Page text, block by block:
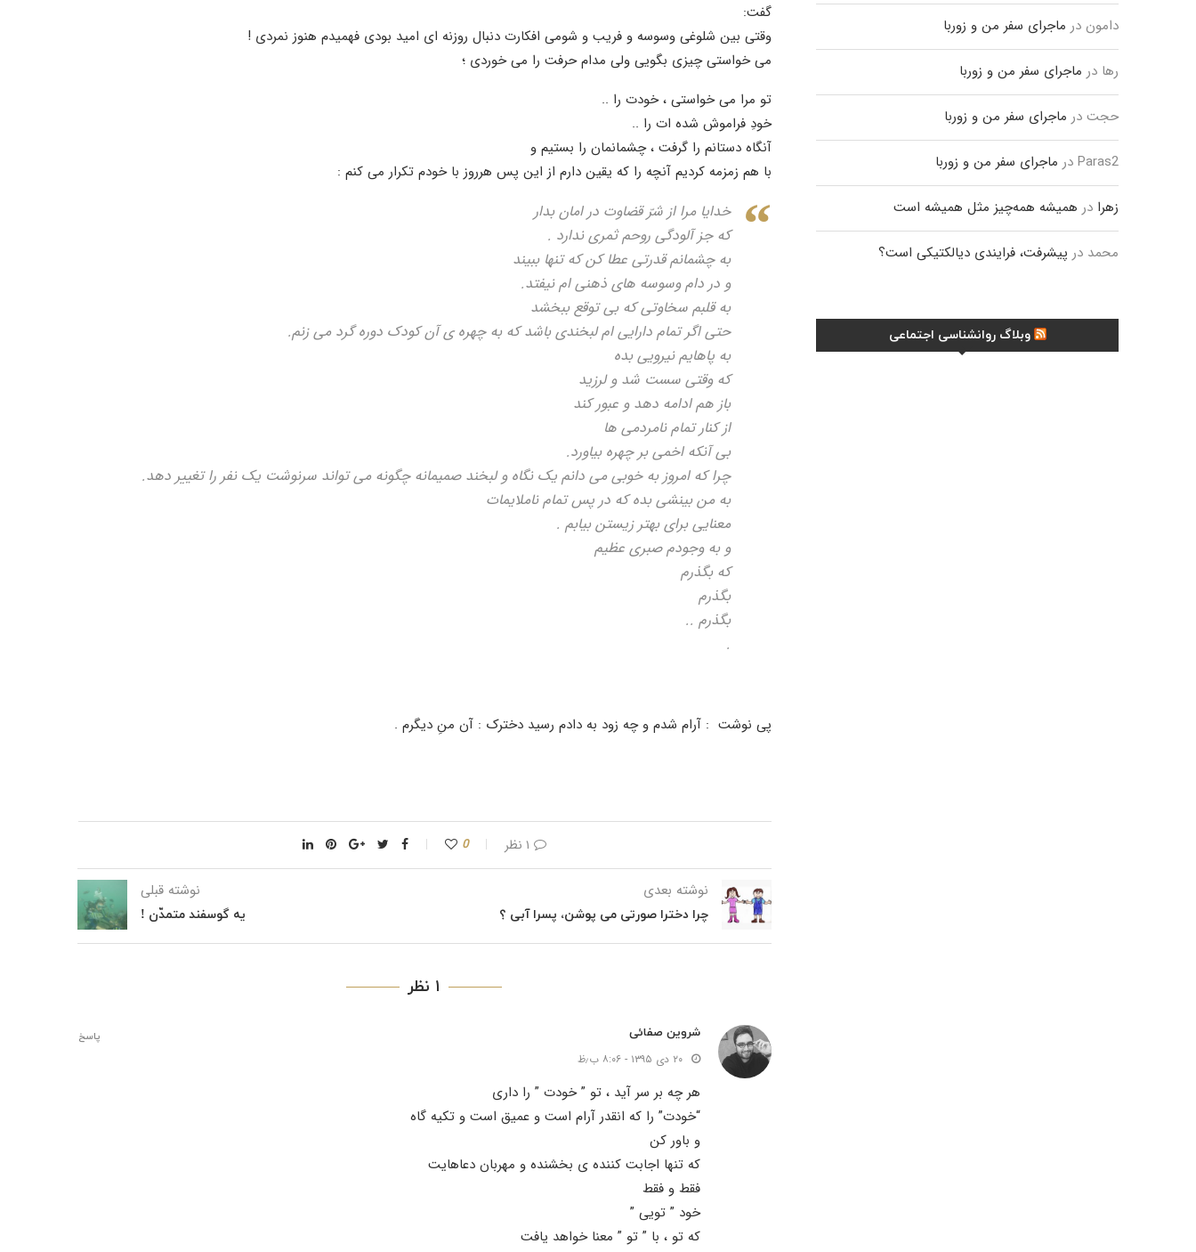
گفت:
وقتی بین شلوغی وسوسه و فریب و شومی افکارت دنبال روزنه ای امید بودی فهمیدم هنوز نمردی !
می خواستی چیزی بگویی ولی مدام حرفت را می خوردی ؛
تو مرا می خواستی ، خودت را ..
خودِ فراموش شده ات را ..
آنگاه دستانم را گرفت ، چشمانمان را بستیم و
با هم زمزمه کردیم آنچه را که یقین دارم از این پس هرروز با خودم تکرار می کنم :
خدایا مرا از شرّ قضاوت در امان بدار
که جز آلودگی روحم ثمری ندارد .
به چشمانم قدرتی عطا کن که تنها ببیند
و در دام وسوسه های ذهنی ام نیفتد.
به قلبم سخاوتی که بی توقع ببخشد
حتی اگر تمام دارایی ام لبخندی باشد که به چهره ی آن کودک دوره گرد می زنم.
به پاهایم نیرویی بده
که وقتی سست شد و لرزید
باز هم ادامه دهد و عبور کند
از کنار تمام نامردمی ها
بی آنکه اخمی بر چهره بیاورد.
چرا که امروز به خوبی می دانم یک نگاه و لبخند صمیمانه چگونه می تواند سرنوشت یک نفر را تغییر دهد.
به من بینشی بده که در پس تمام ناملایمات
معنایی برای بهتر زیستن بیابم .
و به وجودم صبری عظیم
که بگذرم
بگذرم
بگذرم ..
.
پی نوشت : آرام شدم و چه زود به دادم رسید دخترک : آن منِ دیگرم .
۱ نظر 0
نوشته قبلی
یه گوسفند متمدّن !
نوشته بعدی
چرا دخترا صورتی می پوشن، پسرا آبی ؟
۱ نظر
شروین صفائی
۲۰ دی ۱۳۹۵ - ۸:۰۶ ب٫ظ
هر چه بر سر آید ، تو ” خودت ” را داری
“خودت” را که انقدر آرام است و عمیق است و تکیه گاه
و باور کن
که تنها اجابت کننده ی بخشنده و مهربان دعاهایت
فقط و فقط
خود ” تویی ”
که تو ، با ” تو ” معنا خواهد یافت
پاسخ
دامون در ماجرای سفر من و زوربا
رها در ماجرای سفر من و زوربا
حجت در ماجرای سفر من و زوربا
Paras2 در ماجرای سفر من و زوربا
زهرا در همیشه همه‌چیز مثل همیشه است
محمد در پیشرفت، فرایندی دیالکتیکی است؟
وبلاگ روانشناسی اجتماعی